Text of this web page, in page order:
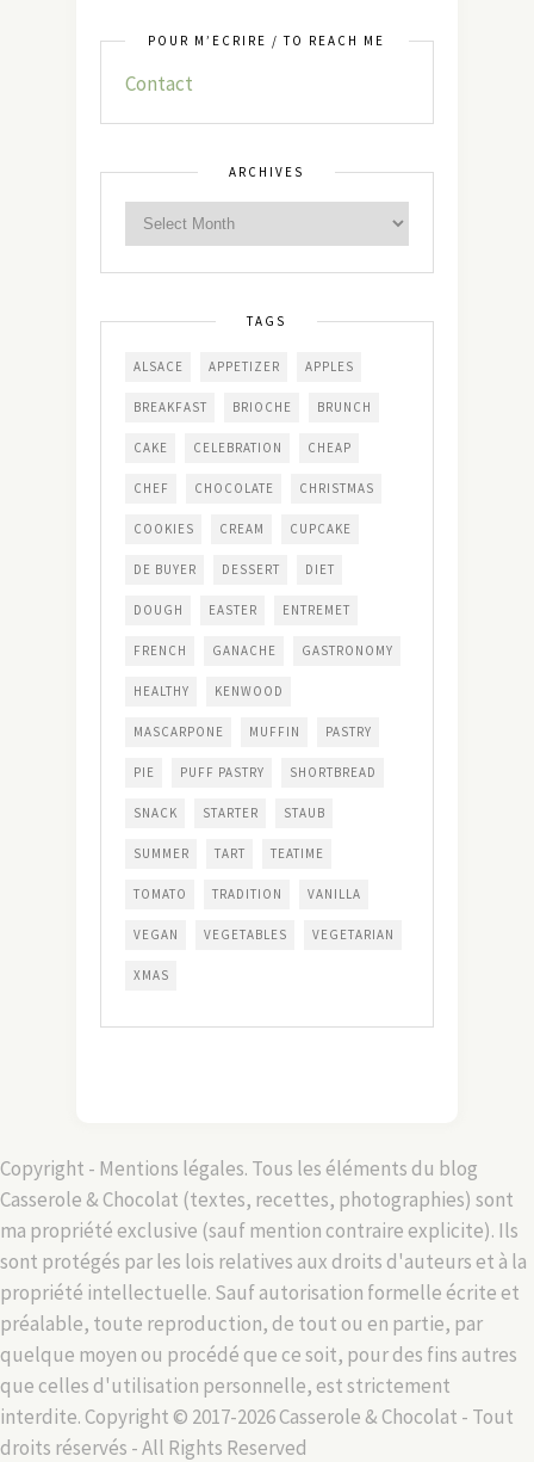
POUR M’ÉCRIRE / TO REACH ME
Contact
ARCHIVES
TAGS
ALSACE APPETIZER APPLES
BREAKFAST BRIOCHE BRUNCH
CAKE CELEBRATION CHEAP
CHEF CHOCOLATE CHRISTMAS
COOKIES CREAM CUPCAKE
DE BUYER DESSERT DIET
DOUGH EASTER ENTREMET
FRENCH GANACHE GASTRONOMY
HEALTHY KENWOOD
MASCARPONE MUFFIN PASTRY
PIE PUFF PASTRY SHORTBREAD
SNACK STARTER STAUB
SUMMER TART TEATIME
TOMATO TRADITION VANILLA
VEGAN VEGETABLES VEGETARIAN
XMAS
Copyright - Mentions légales. Tous les éléments du blog
Casserole & Chocolat (textes, recettes, photographies) sont
ma propriété exclusive (sauf mention contraire explicite). Ils
sont protégés par les lois relatives aux droits d'auteurs et à la
propriété intellectuelle. Sauf autorisation formelle écrite et
préalable, toute reproduction, de tout ou en partie, par
quelque moyen ou procédé que ce soit, pour des fins autres
que celles d'utilisation personnelle, est strictement
interdite. Copyright © 2017-2026 Casserole & Chocolat - Tout
droits réservés - All Rights Reserved